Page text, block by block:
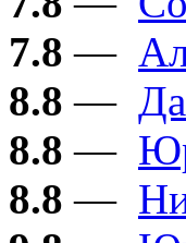
7.8 —
8.8 —
8.8 —
8.8 —